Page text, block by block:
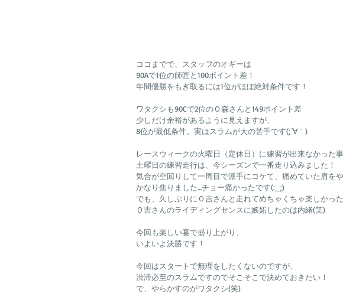
ココまでで、スタッフのオギーは
90Aで1位の師匠と100ポイント差！
年間優勝をもぎ取るには1位がほぼ絶対条件です！
ワタクシも90Cで2位のＯ森さんと149ポイント差
少しだけ余裕があるように見えますが、
8位が最低条件。実はスラムが大の苦手です(;´∀｀)
レースウィークの火曜日（定休日）に練習が出来なかった
土曜日の練習走行は、今シーズンで一番走り込みました！
気合が空回りして一周目で派手にコケて、痛めていた肩を
かなり焦りました…チョー痛かったです(:_;)
でも、久しぶりにＯ吉さんと走れてめちゃくちゃ楽しかった
Ｏ吉さんのライディングセンスに嫉妬したのは内緒(笑)
今回も楽しい宴で盛り上がり、
いよいよ決勝です！
今回はスタートで無理をしたくないのですが、
渋滞必至のスラムですのでそこそこで決めておきたい！
で、やらかすのがワタクシ(笑)